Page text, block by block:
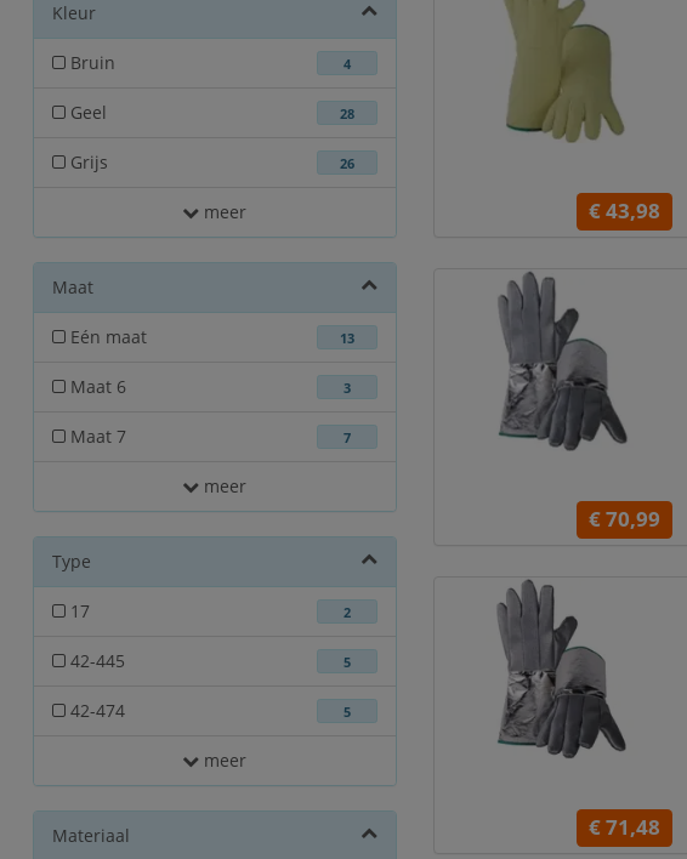
Kleur
Bruin 4
Geel 28
Grijs 26
meer
Maat
Eén maat 13
Maat 6 3
Maat 7 7
meer
Type
17 2
42-445 5
42-474 5
meer
Materiaal
€ 43,98
€ 70,99
€ 71,48